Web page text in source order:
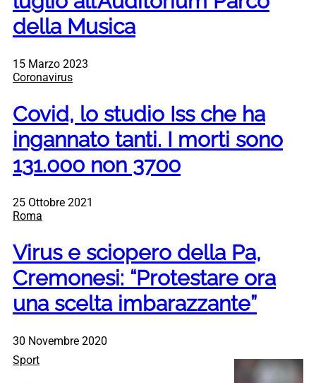
della Musica
15 Marzo 2023
Coronavirus
Covid, lo studio Iss che ha
ingannato tanti. I morti sono
131.000 non 3700
25 Ottobre 2021
Roma
Virus e sciopero della Pa,
Cremonesi: “Protestare ora
una scelta imbarazzante”
30 Novembre 2020
Sport